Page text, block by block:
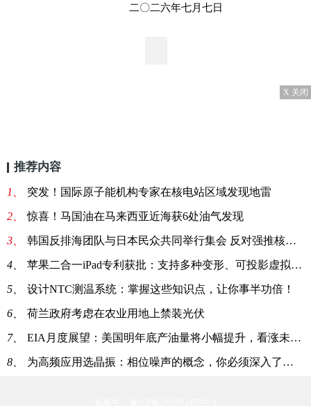
二〇二六年七月七日
X 关闭
推荐内容
1、 突发！国际原子能机构专家在核电站区域发现地雷
2、 惊喜！马国油在马来西亚近海获6处油气发现
3、 韩国反排海团队与日本民众共同举行集会 反对强推核污染水排海
4、 苹果二合一iPad专利获批：支持多种变形、可投影虚拟键盘
5、 设计NTC测温系统：掌握这些知识点，让你事半功倍！
6、 荷兰政府考虑在农业用地上禁装光伏
7、 EIA月度展望：美国明年底产油量将小幅提升，看涨未来油价
8、 为高频应用选晶振：相位噪声的概念，你必须深入了解一下！